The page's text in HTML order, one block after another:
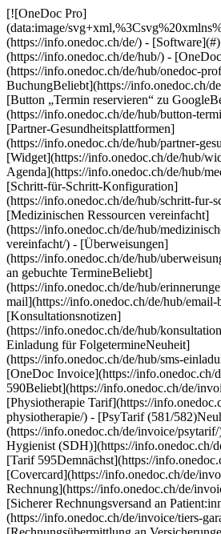
[![OneDoc Pro](data:image/svg+xml,%3Csvg%20xmlns%3D%22http%3A%2F%2Fwww.w3.org%2F2000%2Fsvg%22%20viewBox%3D%220%200%20110%2021%22%3E%3C%2Fsvg%3E)](https://info.onedoc.ch/de/) - [Software](#) - [OneDoc Hub](https://info.onedoc.ch/de/hub/) - [OneDoc-Profil](https://info.onedoc.ch/de/hub/onedoc-profil/) - [Online-BuchungBeliebt](https://info.onedoc.ch/de/hub/online-buchung/) - [Button „Termin reservieren“ zu GoogleBeliebt](https://info.onedoc.ch/de/hub/button-termin-reservieren-google/) - [Partner-Gesundheitsplattformen](https://info.onedoc.ch/de/hub/partner-gesundheitsplattformen/) - [Widget](https://info.onedoc.ch/de/hub/widget/) - [Medizinische Agenda](https://info.onedoc.ch/de/hub/medizinische-agenda/) - [Schritt-für-Schritt-Konfiguration](https://info.onedoc.ch/de/hub/schritt-fur-schritt-konfiguration/) - [Medizinischen Ressourcen vereinfacht](https://info.onedoc.ch/de/hub/medizinischen-ressourcen-vereinfacht/) - [Überweisungen](https://info.onedoc.ch/de/hub/uberweisung/) - [SMS-Erinnerungen an gebuchte TermineBeliebt](https://info.onedoc.ch/de/hub/erinnerungen-sms/) - [Bestätigungs-E-mail](https://info.onedoc.ch/de/hub/email-bestatigung/) - [Konsultationsnotizen](https://info.onedoc.ch/de/hub/konsultationsnotizen/) - [SMS-Einladung für FolgetermineNeuheit](https://info.onedoc.ch/de/hub/sms-einladung-folgetermine/) - [OneDoc Invoice](https://info.onedoc.ch/de/invoice/) - [Tarif 590Beliebt](https://info.onedoc.ch/de/invoice/tarif-590/) - [Physiotherapie Tarif](https://info.onedoc.ch/de/invoice/tarif-physiotherapie/) - [PsyTarif (581/582)Neuheit](https://info.onedoc.ch/de/invoice/psytarif/) - [Tarif Swiss Dental Hygienist (SDH)](https://info.onedoc.ch/de/invoice/tarif-sdh/) - [Tarif 595Demnächst](https://info.onedoc.ch/de/tarif-595/) - [Covercard](https://info.onedoc.ch/de/invoice/covercard/) - [QR-Rechnung](https://info.onedoc.ch/de/invoice/qr-rechnung/) - [Sicherer Rechnungsversand an Patient:innen (TG)](https://info.onedoc.ch/de/invoice/tiers-garant-rechnungen/) - [Rechnungsübermittlung an Versicherungen (TP)](https://info.onedoc.ch/de/invoice/tiers-payant-rechnungen/) - [Zahlungserinnerungen](https://info.onedoc.ch/de/invoice/zahlungserinnerungen/) - [Zahlungsabgleich](https://info.onedoc.ch/de/invoice/automatischer-zahlungsabgleich/) - [Jahresabschlüsse](https://info.onedoc.ch/de/invoice/jahresabschluessen/) - [MWST-Abrechnung](https://info.onedoc.ch/de/invoice/mwst-abrechnung/) - [Statistiken](https://info.onedoc.ch/de/invoice/statistiken/) - [Emma: KI-TelefonassistentinIn Einführung](https://info.onedoc.ch/de/emma-telefonassistentin/) - [OneDoc LinkNeuheit](https://info.onedoc.ch/de/link/) - [OneDoc InboxIn Einführung](https://info.onedoc.ch/de/inbox/) - [MedikamentenanfragenNeuheit](https://info.onedoc.ch/de/inbox/medikamentenanfragen/) - [OneDoc Visio](https://info.onedoc.ch/de/visio/) - [Videosprechstunden Badge](https://info.onedoc.ch/de/visio/abzeichen-videosprechstunde/) - [Modul für VideosprechstundeBeliebt](https://info.onedoc.ch/de/visio/videosprechstundenmodul/) - [Bildschirm Teilen](https://info.onedoc.ch/de/visio/bildschirmfreigabe/) - [Videosprechstunde Hintergrund](https://info.onedoc.ch/de/visio/videosprechstunde-hintergrund/) - [Audio und Video Einstellungen](https://info.onedoc.ch/de/visio/audio-video-einstellungen/) - [Lösungen](#) - [Ihre Anliegen](https://info.onedoc.ch/de/beduerfnisse/) - [Erhöhen Sie die Sichtbarkeit Ihrer Praxis](https://info.onedoc.ch/de/beduerfnisse/sichtbarkeit/) - [Gewinnen Sie neue Patienten](https://info.onedoc.ch/de/beduerfnisse/gewinnen-neue-patienten/) - [Binden Sie Ihre PatientenBeliebt](https://info.onedoc.ch/de/beduerfnisse/biden-sie-ihre-patienten/) - [Bringen Sie Patienten zum richtigen Zeitpunkt zurück](https://info.onedoc.ch/de/beduerfnisse/bringen-patienten-zuruck-nachfolgetermine/) - [Verwalten Sie komplexe Terminabfolgen](https://info.onedoc.ch/de/beduerfnisse/verwalten-komplexe-terminabfolgen/) - [Behalten Sie Ihre Patienten in Ihrem Netzwerk](https://info.onedoc.ch/de/beduerfnisse/behalten-patienten-netzwerk/) - [Überweisen Sie PatientenBeliebt](https://info.onedoc.ch/de/beduerfnisse/uberweisen-ihre-patienten/) - [Erhalten Sie qualifizierte Überweisungen](https://info.onedoc.ch/de/beduerfnisse/erhalten-sie-qualifizierte-uberweisungen/) - [Limitieren Sie die Anzahl an No-ShowsBeliebt](https://info.onedoc.ch/de/beduerfnisse/limitieren-no-shows/) - [Bearbeiten Sie mehr Patient:innenanfragen](https://info.onedoc.ch/de/beduerfnisse/mehr-patientenanfragen-bearbeiten/) - [Reduzieren Sie die Anzahl eingehender AnrufeBeliebt](https://info.onedoc.ch/de/beduerfnisse/anrufe-reduzieren/) - [Bleiben Sie mit Ihren Patienten in Verbindung](https://info.onedoc.ch/de/beduerfnisse/bleiben-kontakt-dank-telekonsultation/) - [Erstellen und verwalten Sie Ihre Rechnungen](https://info.onedoc.ch/de/beduerfnisse/konforme-rechnungen-erstellen/) - [Ihr Fachgebiet](https://info.onedoc.ch/de/fachgebiet/) - [AllgemeinmedizinerBeliebt](https://info.onedoc.ch/de/fachgebiet/allgemeinmediziner/) - [Facharzt](https://info.onedoc.ch/de/fachgebiet/facharzt/) - [Zahnarzt](https://info.onedoc.ch/de/fachgebiet/zahnarzt/) - [Dentalhygieniker](https://info.onedoc.ch/de/fachgebiet/dentalhygieniker/) - [Physiotherapeut](https://info.onedoc.ch/de/fachgebiet/physiotherapeut/) - [Therapeut](https://info.onedoc.ch/de/fachgebiet/therapeut/) - [Psychologe](https://info.onedoc.ch/de/fachgebiet/psychologe/) - [Psychotherapeut](https://info.onedoc.ch/de/fachgebiet/psychotherapeut/) - [Augenarzt](https://info.onedoc.ch/de/fachgebiet/augenarzt/) - [DermatologeBeliebt](https://info.onedoc.ch/de/fachgebiet/dermatologe/) - [Kinderarzt](https://info.onedoc.ch/de/fachgebiet/kinderarzt/) - [Gynäkologe](https://info.onedoc.ch/de/fachgebiet/gynakologe/) - [Ästhetische Medizin](https://info.onedoc.ch/de/fachgebiet/aesthetische-medizin/) - [Ihre Gesundheitseinrichtung](https://info.onedoc.ch/de/fachgebiet/) - [Medizinisches Zentrum](https://info.onedoc.ch/de/fachgebiet/medizinische-zentrum/) - [Spital](https://info.onedoc.ch/de/fachgebiet/spital/) - [Apotheke](https://info.onedoc.ch/de/fachgebiet/apotheke/) - [Radiologiezentrum](https://info.onedoc.ch/de/fachgebiet/radiologiezentrum/) - [Medizinisches Analyselabor](https://info.onedoc.ch/de/fachgebiet/medizinische-analyselabore/) - [Hörgeräteakustiker](https://info.onedoc.ch/de/fachgebiet/hoergeraeteakustiker/) - [Optiker](https://info.onedoc.ch/de/fachgebiet/optiker/) - [Schnittstellen](#) - [A-D](#) - [Aeskulap](https://info.onedoc.ch/de/schnittstellen/aeskulap/) - [amétiq siMed](https://info.onedoc.ch/de/schnittstellen/ametiq-simed/) - [Axenita](https://info.onedoc.ch/de/schnittstellen/axenita-axonlab/) - [Carefolio](https://info.onedoc.ch/de/schnittstellen/carefolio/) - [curaMED](https://info.onedoc.ch/de/schnittstellen/curamed/) - [Delemed](https://info.onedoc.ch/de/schnittstellen/delemed/) - [DentaGest](https://info.onedoc.ch/de/schnittstellen/dentagest/) - [Denteo](https://info.onedoc.ch/de/schnittstellen/denteo/) - [E-G](#) - [E-Medicus](https://info.onedoc.ch/de/schnittstellen/e-medicus/) - [E-PAT](https://info.onedoc.ch/de/schnittstellen/e-pat/) - [ElexisNeuheit](https://info.onedoc.ch/de/schnittstellen/elexis/) - [ePaad](https://info.onedoc.ch/de/schnittstellen/epaad/) - [ePhysio](https://info.onedoc.ch/de/schnittstellen/ephysio/) - [ergodent](https://info.onedoc.ch/de/schnittstellen/ergodent/) - [Eyesoft](https://info.onedoc.ch/de/schnittstellen/eyesoft/) - [Google Calendar](https://info.onedoc.ch/de/schnittstellen/google-calendar/) - [H-M](#) - [Handylife](https://info.onedoc.ch/de/schnittstellen/handy-patients/) - [Hexabit Luna](https://info.onedoc.ch/de/schnittstellen/hexabit-luna/) - [ifaNeuheit](https://info.onedoc.ch/de/schnittstellen/ifa/) - [KISIM](https://info.onedoc.ch/de/schnittstellen/cistec-kisim/) - [Liris](https://info.onedoc.ch/de/schnittstellen/liris/) - [Medes](https://info.onedoc.ch/de/schnittstellen/medes/) - [MediCloud](https://info.onedoc.ch/de/schnittstellen/medicloud/) - [MediOnline](https://info.onedoc.ch/de/schnittstellen/medionline-aerztekasse/) - [Mediway](https://info.onedoc.ch/de/schnittstellen/mediway/) - [N-Q](#) - [NereidaNeuheit](https://info.onedoc.ch/de/schnittstellen/nereida/) - [NEXUS](https://info.onedoc.ch/de/schnittstellen/nexus/) - [Oplus](https://info.onedoc.ch/de/schnittstellen/oplus/) - [Outlook](https://info.onedoc.ch/de/schnittstellen/outlook/) - [PhysioApp](https://info.onedoc.ch/de/schnittstellen/physioapp/) - [Polavis](https://info.onedoc.ch/de/schnittstellen/polavis/) - [Polypoint](https://info.onedoc.ch/de/schnittstellen/polypoint/) - [PraxinovaNeuheit](https://info.onedoc.ch/de/schnittstellen/praxinova/) - [ProPharma](https://info.onedoc.ch/de/schnittstellen/propharma/) - [Pulse Medica](https://info.onedoc.ch/de/schnittstellen/pulse-medica/) - [R-Z](#) - [RockethealthNeuheit](https://info.onedoc.ch/de/schnittstellen/rockethealth/) - [SOFTplus](https://info.onedoc.ch/de/schnittstellen/softplus/) - [Sokle](https://info.onedoc.ch/de/schnittstellen/sokle/) - [tomedoNeuheit](https://info.onedoc.ch/de/schnittstellen/tomedo/) - [Vitomed](https://info.onedoc.ch/de/schnittstellen/vitomed-vitodata/) - [WinLogie](https://info.onedoc.ch/de/schnittstellen/winlogie/) - [WinMed](https://info.onedoc.ch/de/schnittstellen/winmed/) - [ZaWin](https://info.onedoc.ch/de/schnittstellen/zawin/) - [Alle unsere Schnittstellen](https://info.onedoc.ch/de/schnittstellen/) - [Ressourcen](#)